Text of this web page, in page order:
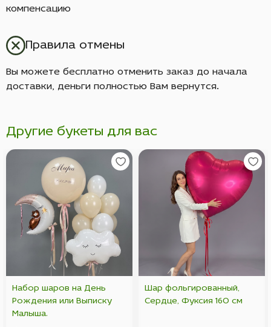
компенсацию
Правила отмены
Вы можете бесплатно отменить заказ до начала
доставки, деньги полностью Вам вернутся.
Другие букеты для вас
Набор шаров на День
Рождения или Выписку
Малыша.
Шар фольгированный,
Сердце, Фуксия 160 см